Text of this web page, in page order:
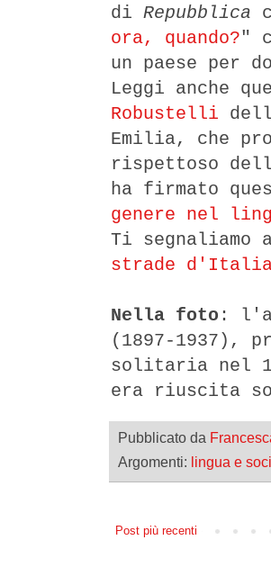
di Repubblica
ora, quando?"
un paese per
Leggi anche
Robustelli
Emilia, che
rispettoso
ha firmato
genere nel
Ti
strade d'Italia
Nella foto :
(1897-1937),
solitaria nel
era riuscita
Pubblicato da
Argomenti: lingua e
Post più recenti